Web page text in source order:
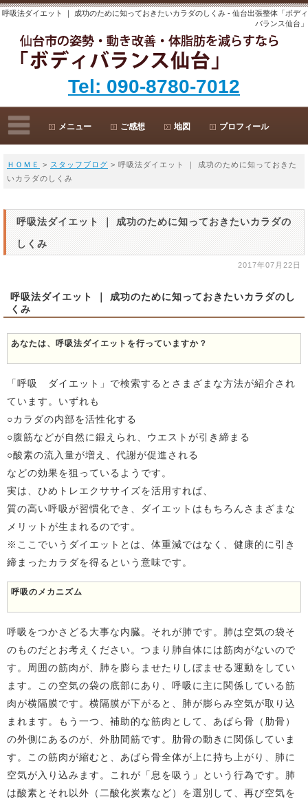
呼吸法ダイエット ｜ 成功のために知っておきたいカラダのしくみ - 仙台出張整体「ボディ
バランス仙台」
Tel: 090-8780-7012
メニュー ご感想 地図 プロフィール
ＨＯＭＥ > スタッフブログ > 呼吸法ダイエット ｜ 成功のために知っておきた
いカラダのしくみ
呼吸法ダイエット ｜ 成功のために知っておきたいカラダの
しくみ
2017年07月22日
呼吸法ダイエット ｜ 成功のために知っておきたいカラダのし
くみ
あなたは、呼吸法ダイエットを行っていますか？
「呼吸 ダイエット」で検索するとさまざまな方法が紹介され
ています。いずれも
○カラダの内部を活性化する
○腹筋などが自然に鍛えられ、ウエストが引き締まる
○酸素の流入量が増え、代謝が促進される
などの効果を狙っているようです。
実は、ひめトレエクササイズを活用すれば、
質の高い呼吸が習慣化でき、ダイエットはもちろんさまざまな
メリットが生まれるのです。
※ここでいうダイエットとは、体重減ではなく、健康的に引き
締まったカラダを得るという意味です。
呼吸のメカニズム
呼吸をつかさどる大事な内臓。それが肺です。肺は空気の袋そ
のものだとお考えください。つまり肺自体には筋肉がないので
す。周囲の筋肉が、肺を膨らませたりしぼませる運動をしてい
ます。この空気の袋の底部にあり、呼吸に主に関係している筋
肉が横隔膜です。横隔膜が下がると、肺が膨らみ空気が取り込
まれます。もう一つ、補助的な筋肉として、あばら骨（肋骨）
の外側にあるのが、外肋間筋です。肋骨の動きに関係していま
す。この筋肉が縮むと、あばら骨全体が上に持ち上がり、肺に
空気が入り込みます。これが「息を吸う」という行為です。肺
は酸素とそれ以外（二酸化炭素など）を選別して、再び空気を